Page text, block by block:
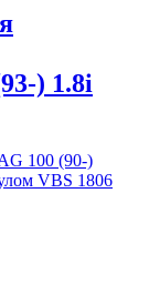
) 1.8i
100 (90-)
VBS 1806